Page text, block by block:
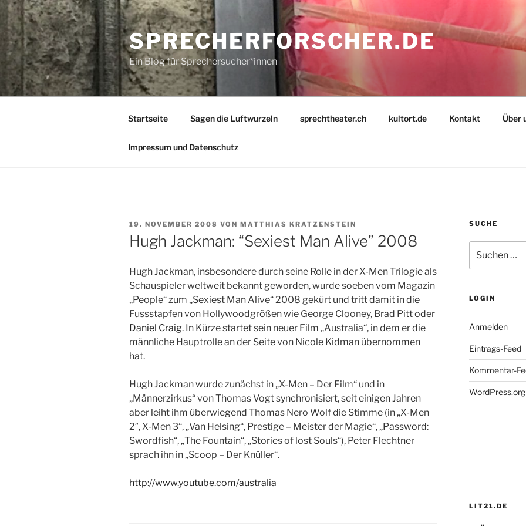
Zum
Inhalt
springen
SPRECHERFORSCHER.DE
Ein Blog für Sprechersucher*innen
Startseite Sagen die Luftwurzeln sprechtheater.ch kultort.de Kontakt Über
Impressum und Datenschutz
VERÖFFENTLICHT
AM
19. NOVEMBER 2008 VON MATTHIAS KRATZENSTEIN
Hugh Jackman: “Sexiest Man Alive” 2008
Hugh Jackman, insbesondere durch seine Rolle in der X-Men Trilogie als
Schauspieler weltweit bekannt geworden, wurde soeben vom Magazin
„People“ zum „Sexiest Man Alive“ 2008 gekürt und tritt damit in die
Fussstapfen von Hollywoodgrößen wie George Clooney, Brad Pitt oder
Daniel Craig. In Kürze startet sein neuer Film „Australia“, in dem er die
männliche Hauptrolle an der Seite von Nicole Kidman übernommen
hat.
Hugh Jackman wurde zunächst in „X-Men – Der Film“ und in
„Männerzirkus“ von Thomas Vogt synchronisiert, seit einigen Jahren
aber leiht ihm überwiegend Thomas Nero Wolf die Stimme (in „X-Men
2″, X-Men 3“, „Van Helsing“, Prestige – Meister der Magie“, „Password:
Swordfish“, „The Fountain“, „Stories of lost Souls“), Peter Flechtner
sprach ihn in „Scoop – Der Knüller“.
http://www.youtube.com/australia
SUCHE
nach:
LOGIN
Anmelden
Eintrags-Feed
Kommentar-
WordPress.org
LIT21.DE